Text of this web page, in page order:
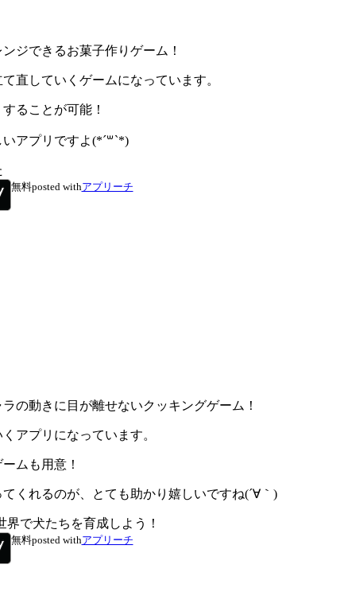
ジできるお菓子作りゲーム！
直していくゲームになっています。
ることが可能！
アプリですよ(*´꒳`*)
無料posted withアプリーチ
の動きに目が離せないクッキングゲーム！
アプリ になっています。
ムも用意！
くれるのが、とても助かり嬉しいですね(´∀｀)
で犬たちを育成しよう！
無料posted withアプリーチ